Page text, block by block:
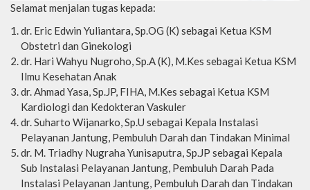
Selamat menjalan tugas kepada:
dr. Eric Edwin Yuliantara, Sp.OG (K) sebagai Ketua KSM
Obstetri dan Ginekologi
dr. Hari Wahyu Nugroho, Sp.A (K), M.Kes sebagai Ketua KSM
Ilmu Kesehatan Anak
dr. Ahmad Yasa, Sp.JP, FIHA, M.Kes sebagai Ketua KSM
Kardiologi dan Kedokteran Vaskuler
dr. Suharto Wijanarko, Sp.U sebagai Kepala Instalasi
Pelayanan Jantung, Pembuluh Darah dan Tindakan Minimal
dr. M. Triadhy Nugraha Yunisaputra, Sp.JP sebagai Kepala
Sub Instalasi Pelayanan Jantung, Pembuluh Darah Pada
Instalasi Pelayanan Jantung, Pembuluh Darah dan Tindakan